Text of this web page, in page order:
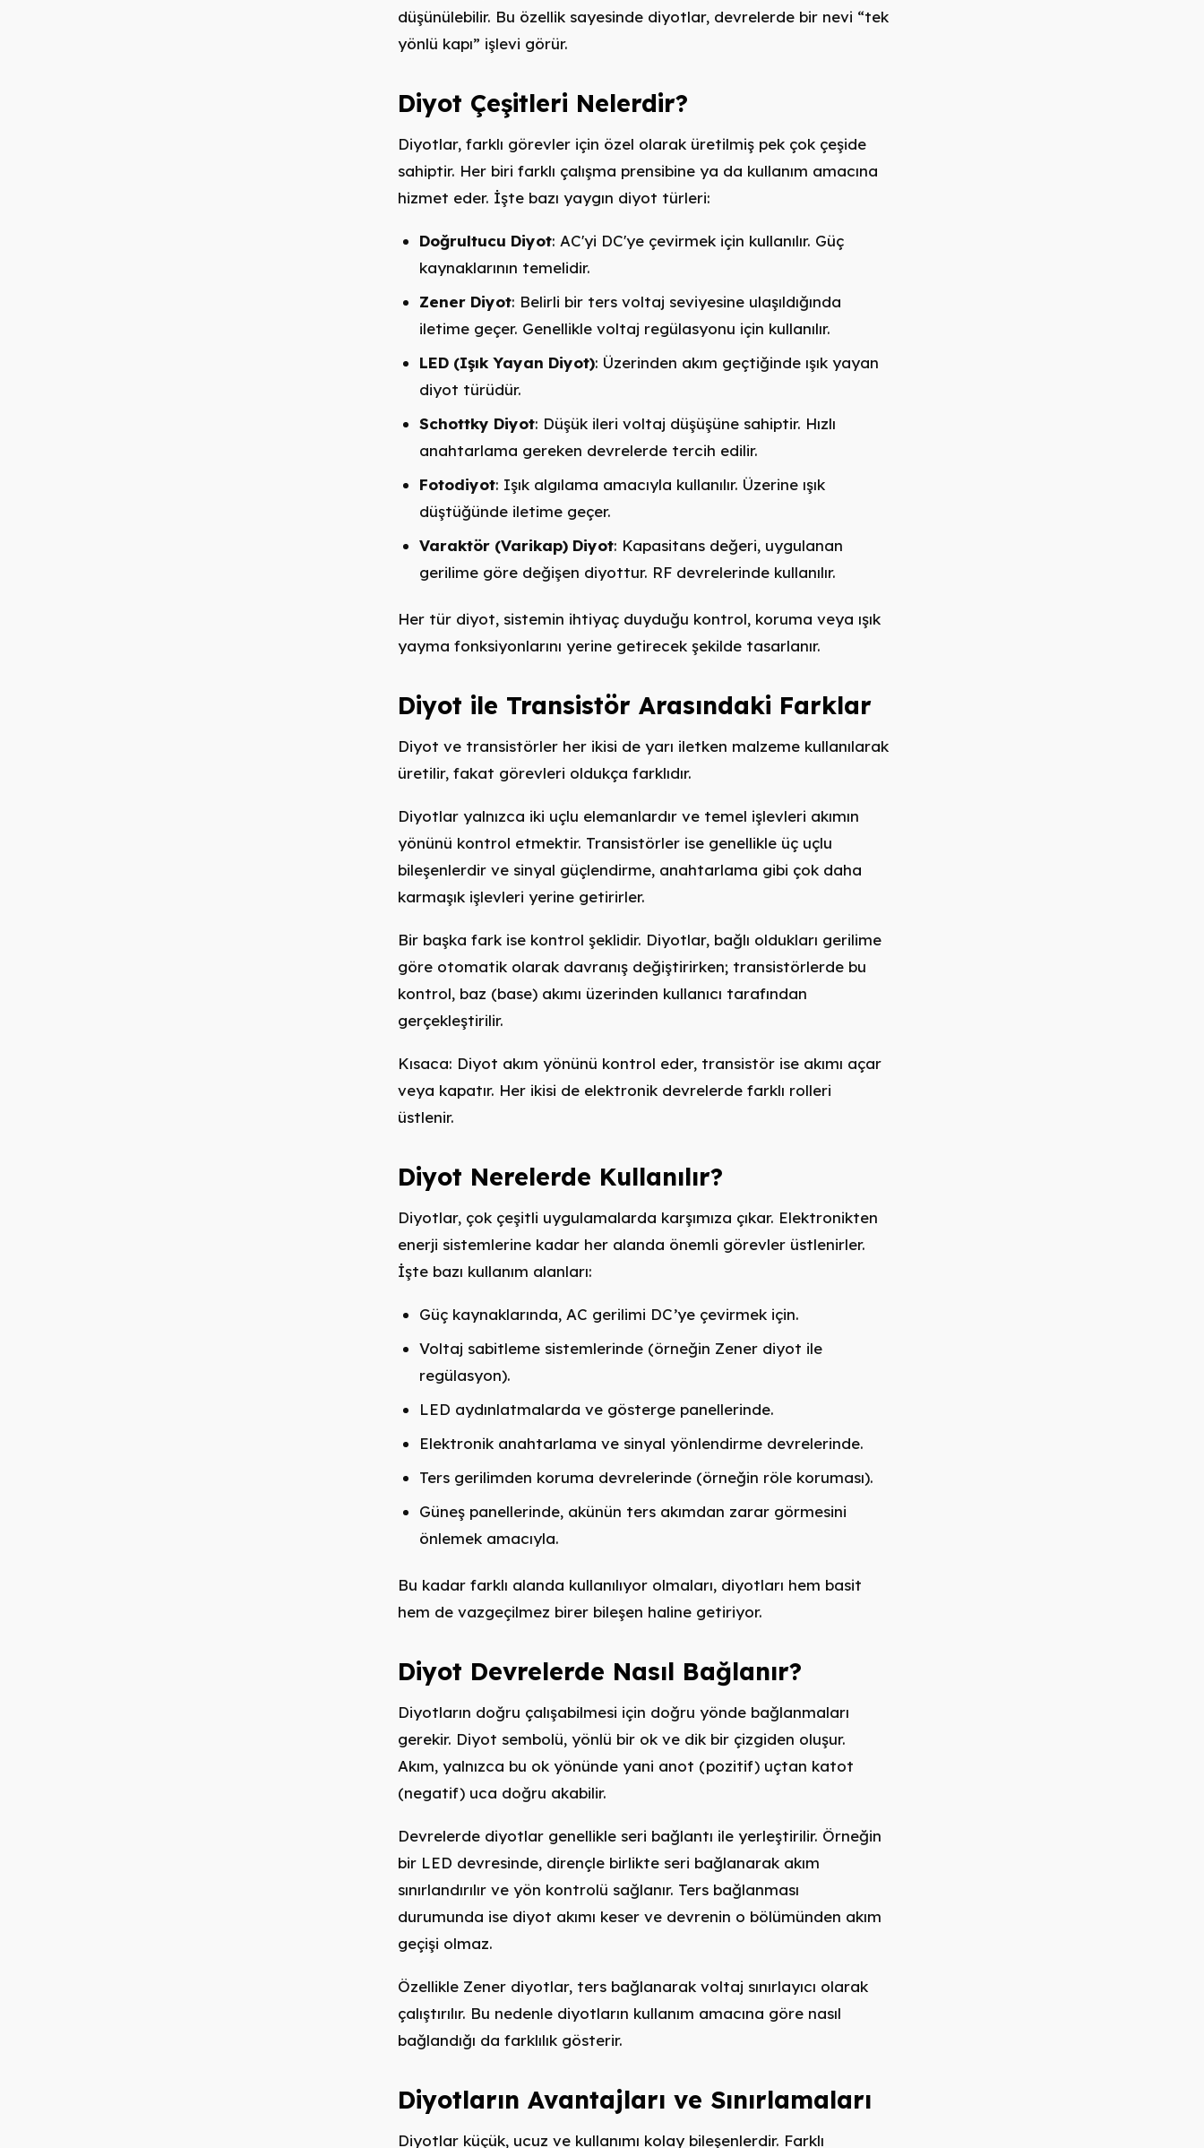
düşünülebilir. Bu özellik sayesinde diyotlar, devrelerde bir nevi “tek
yönlü kapı” işlevi görür.
Diyot Çeşitleri Nelerdir?
Diyotlar, farklı görevler için özel olarak üretilmiş pek çok çeşide
sahiptir. Her biri farklı çalışma prensibine ya da kullanım amacına
hizmet eder. İşte bazı yaygın diyot türleri:
Doğrultucu Diyot: AC'yi DC'ye çevirmek için kullanılır. Güç
kaynaklarının temelidir.
Zener Diyot: Belirli bir ters voltaj seviyesine ulaşıldığında
iletime geçer. Genellikle voltaj regülasyonu için kullanılır.
LED (Işık Yayan Diyot): Üzerinden akım geçtiğinde ışık yayan
diyot türüdür.
Schottky Diyot: Düşük ileri voltaj düşüşüne sahiptir. Hızlı
anahtarlama gereken devrelerde tercih edilir.
Fotodiyot: Işık algılama amacıyla kullanılır. Üzerine ışık
düştüğünde iletime geçer.
Varaktör (Varikap) Diyot: Kapasitans değeri, uygulanan
gerilime göre değişen diyottur. RF devrelerinde kullanılır.
Her tür diyot, sistemin ihtiyaç duyduğu kontrol, koruma veya ışık
yayma fonksiyonlarını yerine getirecek şekilde tasarlanır.
Diyot ile Transistör Arasındaki Farklar
Diyot ve transistörler her ikisi de yarı iletken malzeme kullanılarak
üretilir, fakat görevleri oldukça farklıdır.
Diyotlar yalnızca iki uçlu elemanlardır ve temel işlevleri akımın
yönünü kontrol etmektir. Transistörler ise genellikle üç uçlu
bileşenlerdir ve sinyal güçlendirme, anahtarlama gibi çok daha
karmaşık işlevleri yerine getirirler.
Bir başka fark ise kontrol şeklidir. Diyotlar, bağlı oldukları gerilime
göre otomatik olarak davranış değiştirirken; transistörlerde bu
kontrol, baz (base) akımı üzerinden kullanıcı tarafından
gerçekleştirilir.
Kısaca: Diyot akım yönünü kontrol eder, transistör ise akımı açar
veya kapatır. Her ikisi de elektronik devrelerde farklı rolleri
üstlenir.
Diyot Nerelerde Kullanılır?
Diyotlar, çok çeşitli uygulamalarda karşımıza çıkar. Elektronikten
enerji sistemlerine kadar her alanda önemli görevler üstlenirler.
İşte bazı kullanım alanları:
Güç kaynaklarında, AC gerilimi DC’ye çevirmek için.
Voltaj sabitleme sistemlerinde (örneğin Zener diyot ile
regülasyon).
LED aydınlatmalarda ve gösterge panellerinde.
Elektronik anahtarlama ve sinyal yönlendirme devrelerinde.
Ters gerilimden koruma devrelerinde (örneğin röle koruması).
Güneş panellerinde, akünün ters akımdan zarar görmesini
önlemek amacıyla.
Bu kadar farklı alanda kullanılıyor olmaları, diyotları hem basit
hem de vazgeçilmez birer bileşen haline getiriyor.
Diyot Devrelerde Nasıl Bağlanır?
Diyotların doğru çalışabilmesi için doğru yönde bağlanmaları
gerekir. Diyot sembolü, yönlü bir ok ve dik bir çizgiden oluşur.
Akım, yalnızca bu ok yönünde yani anot (pozitif) uçtan katot
(negatif) uca doğru akabilir.
Devrelerde diyotlar genellikle seri bağlantı ile yerleştirilir. Örneğin
bir LED devresinde, dirençle birlikte seri bağlanarak akım
sınırlandırılır ve yön kontrolü sağlanır. Ters bağlanması
durumunda ise diyot akımı keser ve devrenin o bölümünden akım
geçişi olmaz.
Özellikle Zener diyotlar, ters bağlanarak voltaj sınırlayıcı olarak
çalıştırılır. Bu nedenle diyotların kullanım amacına göre nasıl
bağlandığı da farklılık gösterir.
Diyotların Avantajları ve Sınırlamaları
Diyotlar küçük, ucuz ve kullanımı kolay bileşenlerdir. Farklı